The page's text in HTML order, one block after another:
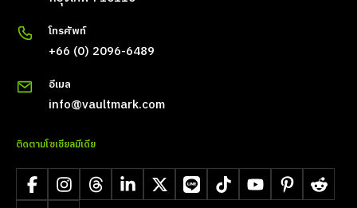
โทรศัพท์
+66 (0) 2096-6489
อีเมล
info@vaultmark.com
ติดตามโซเชียลมีเดีย
FacebookInstagramThreadsLinkedIn
X LINE TikTokYouTubePinterestReddit